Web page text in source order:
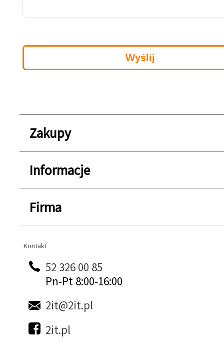
Zakupy
Informacje
Firma
Kontakt
Kontakt
52 326 00 85
Pn-Pt 8:00-16:00
2it@2it.pl
2it.pl